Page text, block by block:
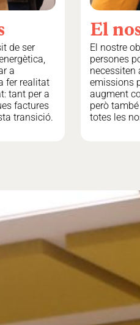
de ser
a
fer realitat
tant per a
factures
transició.
El
El nostre
persones
necessiten
emissions
augment
però
totes les